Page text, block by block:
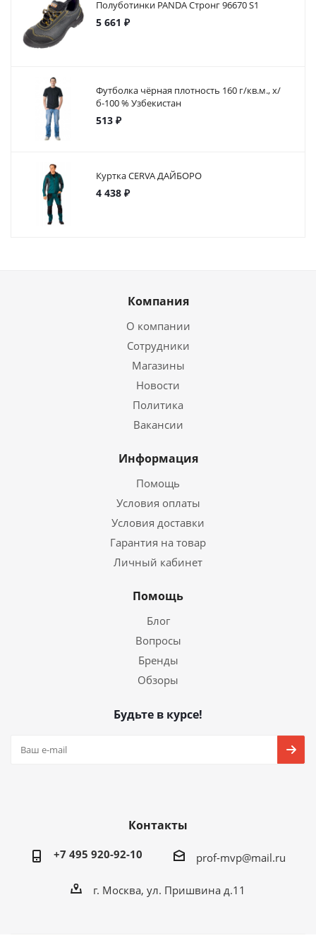
Полуботинки PANDA Стронг 96670 S1
5 661 ₽
Футболка чёрная плотность 160 г/кв.м., х/
б-100 % Узбекистан
513 ₽
Куртка CERVA ДАЙБОРО
4 438 ₽
Компания
О компании
Сотрудники
Магазины
Новости
Политика
Вакансии
Информация
Помощь
Условия оплаты
Условия доставки
Гарантия на товар
Личный кабинет
Помощь
Блог
Вопросы
Бренды
Обзоры
Будьте в курсе!
Контакты
+7 495 920-92-10 prof-mvp@mail.ru
г. Москва, ул. Пришвина д.11